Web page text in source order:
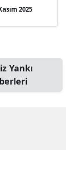
2025
Yankı